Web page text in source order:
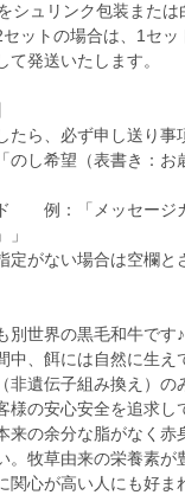
シュリンク包装または
ットの場合は、1セ
て発送いたします。
たら、必ず申し送り事
希望（表書き：お歳
例：「メッセージ
がない場合は空欄と
別世界の黒毛和牛です♪
中、餌には自然に生え
非遺伝子組み換え）の
様の安心安全を追求し
来の余分な脂がなく赤
。牧草由来の栄養素が
関心が高い人にも好ま